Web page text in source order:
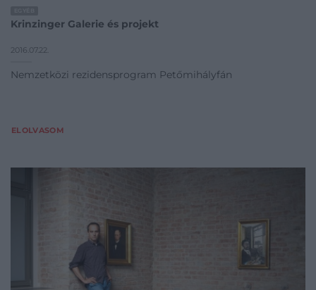
Krinzinger Galerie és projekt
2016.07.22.
Nemzetközi rezidensprogram Petőmihályfán
ELOLVASOM